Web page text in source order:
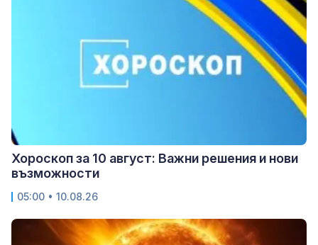
Хороскоп за 10 август: Важни решения и нови
възможности
05:00 • 10.08.26